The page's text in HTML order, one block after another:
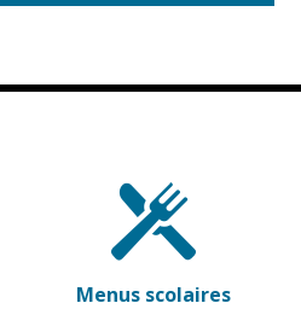
Menus scolaires